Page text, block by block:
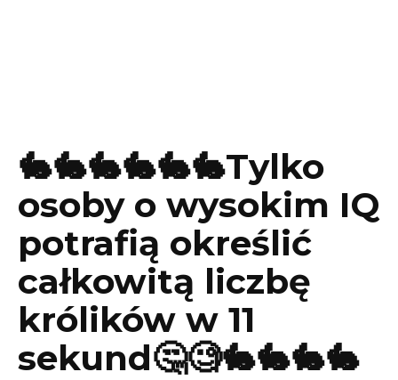
🐇🐇🐇🐇🐇🐇Tylko
osoby o wysokim IQ
potrafią określić
całkowitą liczbę
królików w 11
sekund🤔🧐🐇🐇🐇🐇